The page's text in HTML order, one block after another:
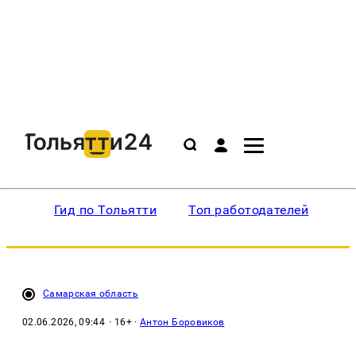
Гид по Тольятти Топ работодателей
Самарская область
02.06.2026, 09:44 · 16+ ·Антон Боровиков